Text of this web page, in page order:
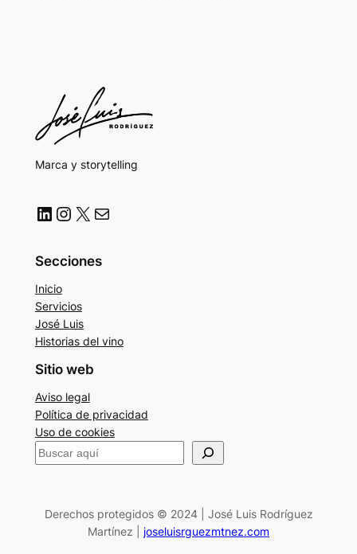
Marca y storytelling
LinkedIn Instagram X Correo electrónico
Secciones
Inicio
Servicios
José Luis
Historias del vino
Sitio web
Aviso legal
Política de privacidad
Uso de cookies
B
Derechos protegidos © 2024 | José Luis Rodríguez
Martínez | joseluisrguezmtnez.com